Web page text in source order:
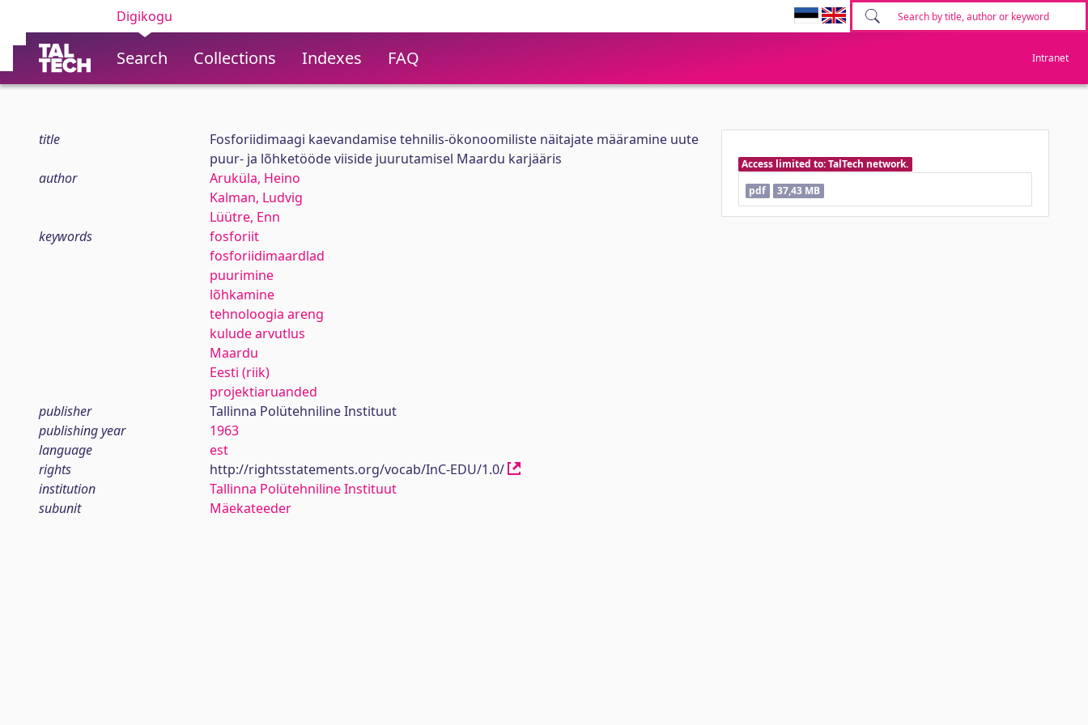
Digikogu
Search Collections Indexes FAQ Intranet
title
Fosforiidimaagi kaevandamise tehnilis-ökonoomiliste näitajate määramine uute
puur- ja lõhketööde viiside juurutamisel Maardu karjääris
author
Aruküla, Heino
Kalman, Ludvig
Lüütre, Enn
keywords
fosforiit
fosforiidimaardlad
puurimine
lõhkamine
tehnoloogia areng
kulude arvutlus
Maardu
Eesti (riik)
projektiaruanded
publisher
Tallinna Polütehniline Instituut
publishing year
1963
language
est
rights
http://rightsstatements.org/vocab/InC-EDU/1.0/
institution
Tallinna Polütehniline Instituut
subunit
Mäekateeder
Access limited to: TalTech network.
pdf
37,43 MB